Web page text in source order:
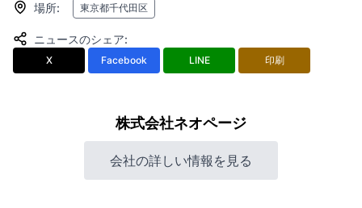
場所: 東京都千代田区
ニュースのシェア:
X Facebook LINE 印刷
株式会社ネオページ
会社の詳しい情報を見る